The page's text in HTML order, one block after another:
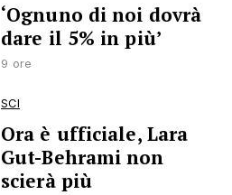
‘Ognuno di noi dovrà
dare il 5% in più’
9 ore
SCI
Ora è ufficiale, Lara
Gut-Behrami non
scierà più